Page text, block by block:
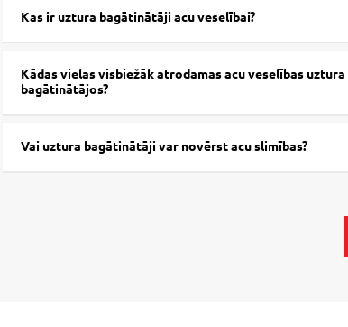
myrtillus ) ogu ekstrakts (25 % antocianidīni), kliņģerīšu (
officinalis ) ziedu ekstrakts, A vitamīns (retinols),
(selēnmetionīns).
Kas ir uztura bagātinātāji acu veselībai?
Kādas vielas visbiežāk atrodamas acu veselības uztura
bagātinātājos?
Vai uztura bagātinātāji var novērst acu slimības?